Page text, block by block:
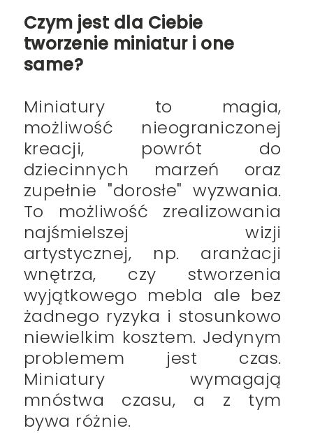
Czym jest dla Ciebie
tworzenie miniatur i one
same?
Miniatury to magia,
możliwość nieograniczonej
kreacji, powrót do
dziecinnych marzeń oraz
zupełnie "dorosłe" wyzwania.
To możliwość zrealizowania
najśmielszej wizji
artystycznej, np. aranżacji
wnętrza, czy stworzenia
wyjątkowego mebla ale bez
żadnego ryzyka i stosunkowo
niewielkim kosztem. Jedynym
problemem jest czas.
Miniatury wymagają
mnóstwa czasu, a z tym
bywa różnie.